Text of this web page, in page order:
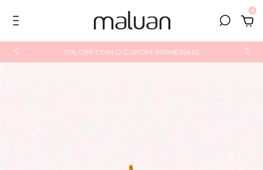
0
10% OFF COM O CUPOM: PRIMEIRA10